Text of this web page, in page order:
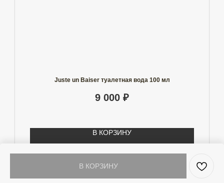
В КОРЗИНУ
Juste un Baiser туалетная вода 100 мл
9 000 ₽
В КОРЗИНУ